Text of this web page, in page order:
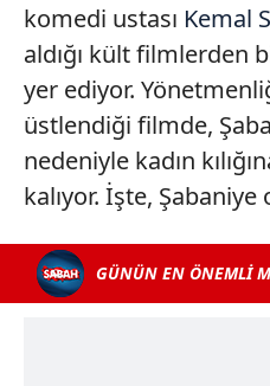
komedi ustası Kemal
aldığı kült filmlerden
yer ediyor.
üstlendiği filmde,
nedeniyle kadın
kalıyor. İşte,
GÜNÜN EN ÖNEMLİ